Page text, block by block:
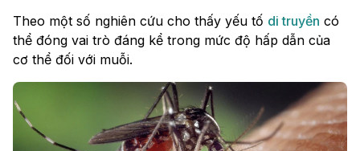
Theo một số nghiên cứu cho thấy yếu tố di truyền có
thể đóng vai trò đáng kể trong mức độ hấp dẫn của
cơ thể đối với muỗi.